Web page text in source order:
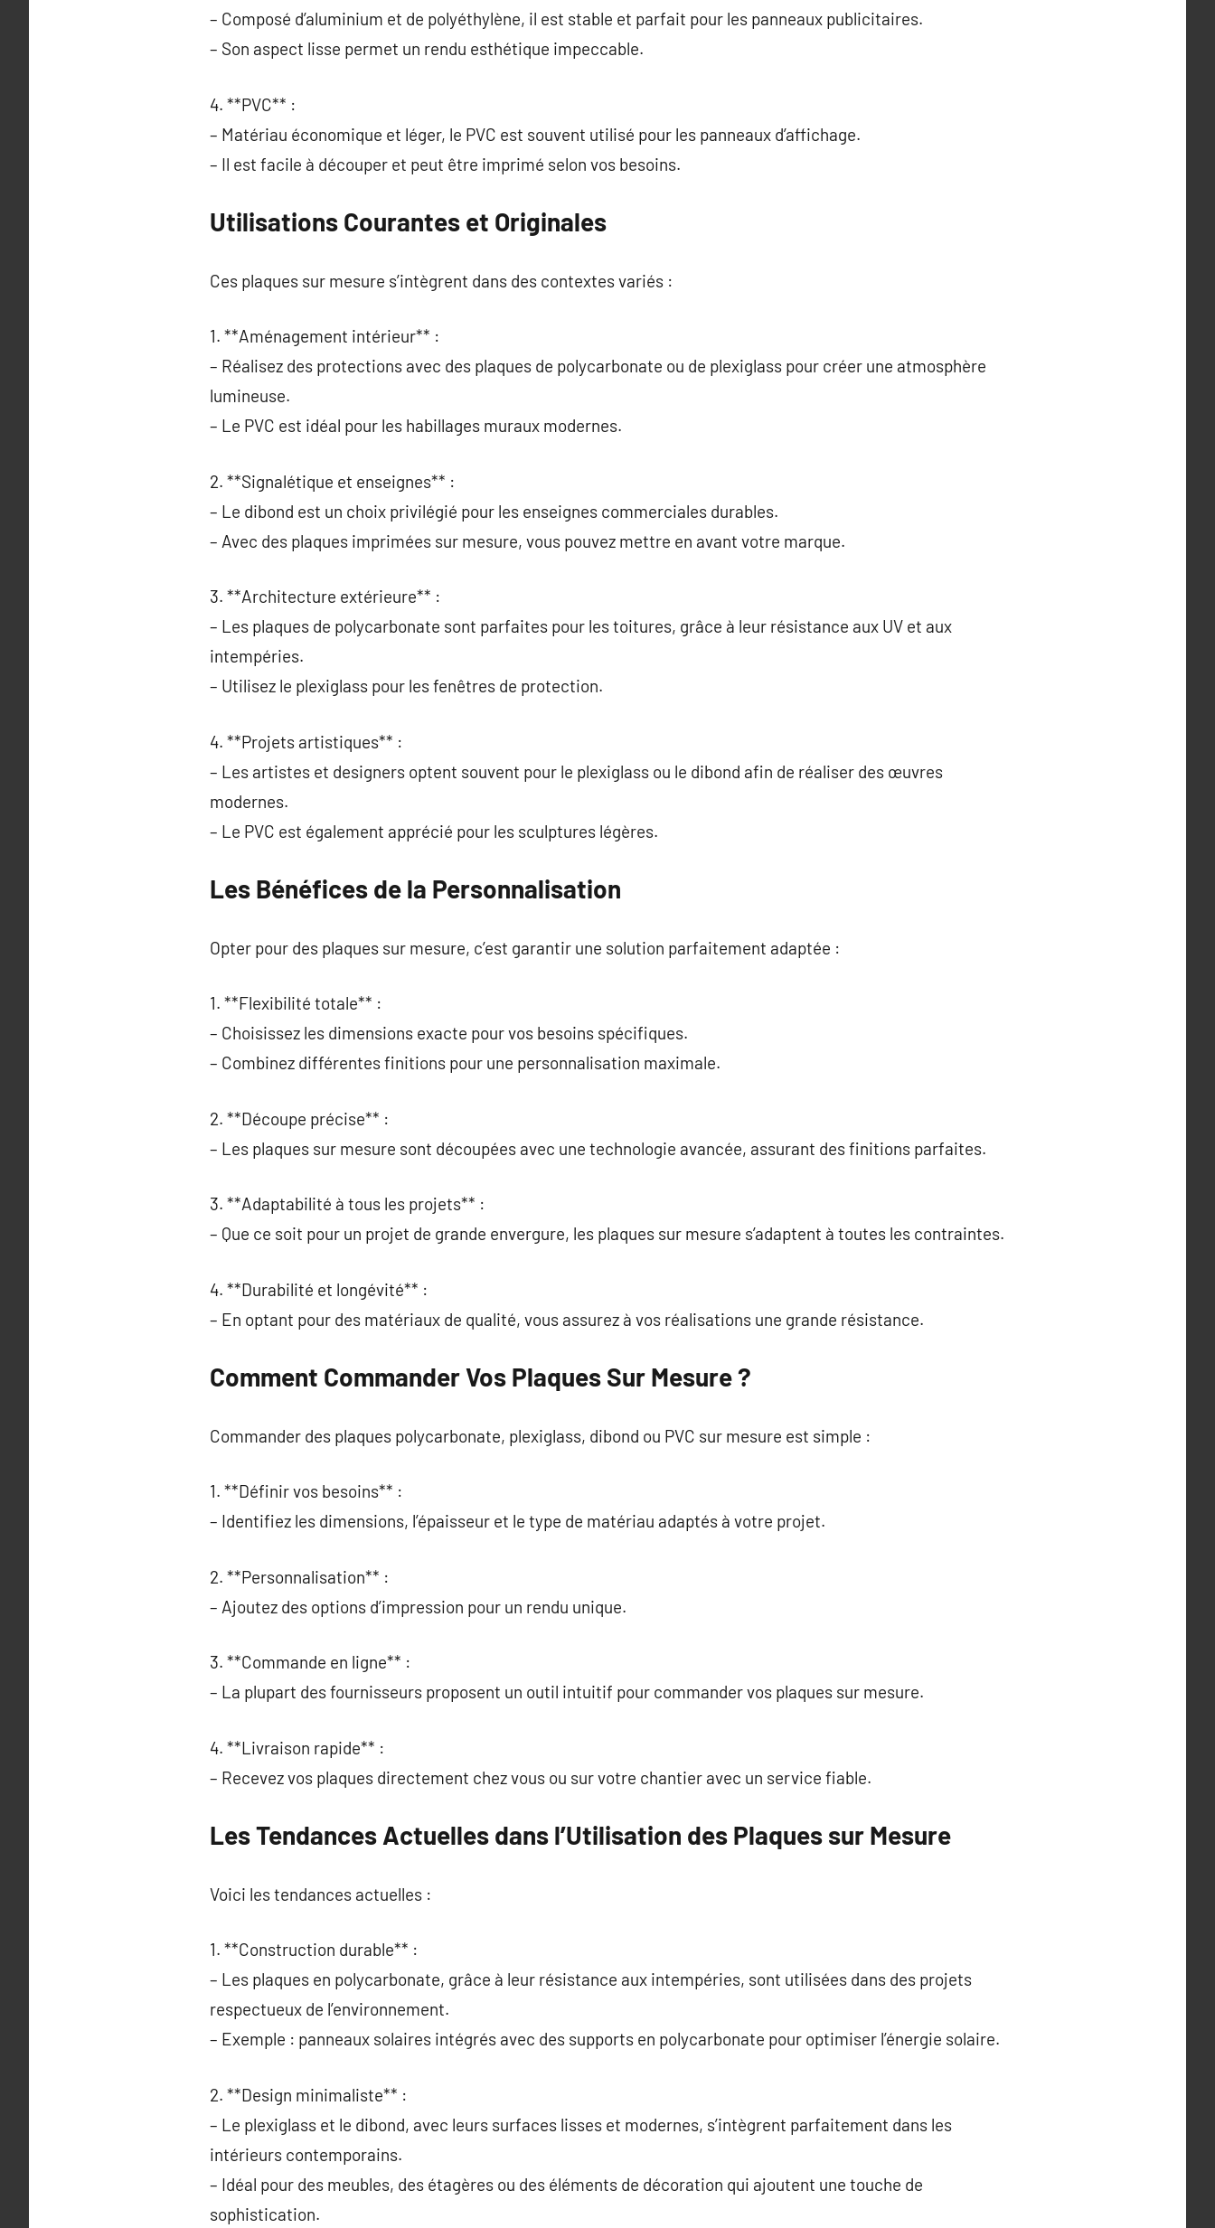
– Composé d’aluminium et de polyéthylène, il est stable et parfait pour les panneaux publicitaires.
– Son aspect lisse permet un rendu esthétique impeccable.
4. **PVC** :
– Matériau économique et léger, le PVC est souvent utilisé pour les panneaux d’affichage.
– Il est facile à découper et peut être imprimé selon vos besoins.
Utilisations Courantes et Originales
Ces plaques sur mesure s’intègrent dans des contextes variés :
1. **Aménagement intérieur** :
– Réalisez des protections avec des plaques de polycarbonate ou de plexiglass pour créer une atmosphère
lumineuse.
– Le PVC est idéal pour les habillages muraux modernes.
2. **Signalétique et enseignes** :
– Le dibond est un choix privilégié pour les enseignes commerciales durables.
– Avec des plaques imprimées sur mesure, vous pouvez mettre en avant votre marque.
3. **Architecture extérieure** :
– Les plaques de polycarbonate sont parfaites pour les toitures, grâce à leur résistance aux UV et aux
intempéries.
– Utilisez le plexiglass pour les fenêtres de protection.
4. **Projets artistiques** :
– Les artistes et designers optent souvent pour le plexiglass ou le dibond afin de réaliser des œuvres
modernes.
– Le PVC est également apprécié pour les sculptures légères.
Les Bénéfices de la Personnalisation
Opter pour des plaques sur mesure, c’est garantir une solution parfaitement adaptée :
1. **Flexibilité totale** :
– Choisissez les dimensions exacte pour vos besoins spécifiques.
– Combinez différentes finitions pour une personnalisation maximale.
2. **Découpe précise** :
– Les plaques sur mesure sont découpées avec une technologie avancée, assurant des finitions parfaites.
3. **Adaptabilité à tous les projets** :
– Que ce soit pour un projet de grande envergure, les plaques sur mesure s’adaptent à toutes les contraintes.
4. **Durabilité et longévité** :
– En optant pour des matériaux de qualité, vous assurez à vos réalisations une grande résistance.
Comment Commander Vos Plaques Sur Mesure ?
Commander des plaques polycarbonate, plexiglass, dibond ou PVC sur mesure est simple :
1. **Définir vos besoins** :
– Identifiez les dimensions, l’épaisseur et le type de matériau adaptés à votre projet.
2. **Personnalisation** :
– Ajoutez des options d’impression pour un rendu unique.
3. **Commande en ligne** :
– La plupart des fournisseurs proposent un outil intuitif pour commander vos plaques sur mesure.
4. **Livraison rapide** :
– Recevez vos plaques directement chez vous ou sur votre chantier avec un service fiable.
Les Tendances Actuelles dans l’Utilisation des Plaques sur Mesure
Voici les tendances actuelles :
1. **Construction durable** :
– Les plaques en polycarbonate, grâce à leur résistance aux intempéries, sont utilisées dans des projets
respectueux de l’environnement.
– Exemple : panneaux solaires intégrés avec des supports en polycarbonate pour optimiser l’énergie solaire.
2. **Design minimaliste** :
– Le plexiglass et le dibond, avec leurs surfaces lisses et modernes, s’intègrent parfaitement dans les
intérieurs contemporains.
– Idéal pour des meubles, des étagères ou des éléments de décoration qui ajoutent une touche de
sophistication.